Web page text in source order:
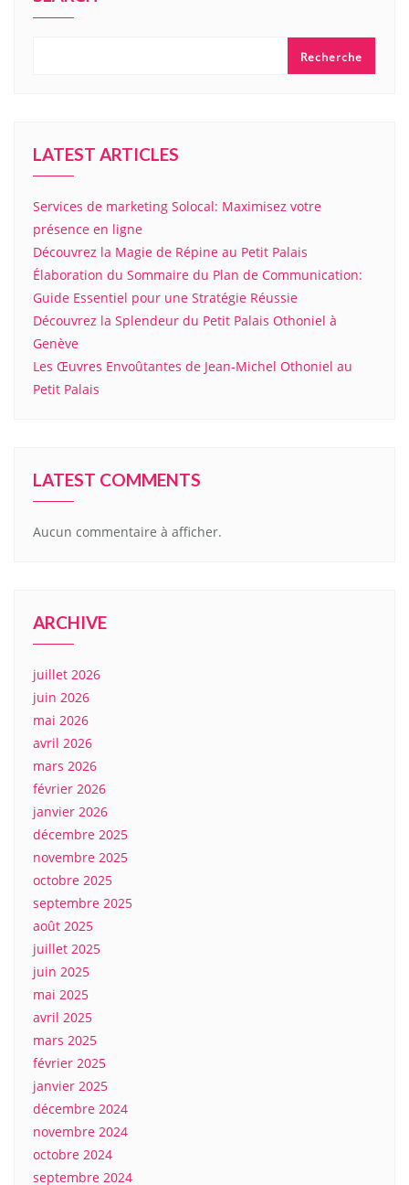
Recherche
LATEST ARTICLES
Services de marketing Solocal: Maximisez votre
présence en ligne
Découvrez la Magie de Répine au Petit Palais
Élaboration du Sommaire du Plan de Communication:
Guide Essentiel pour une Stratégie Réussie
Découvrez la Splendeur du Petit Palais Othoniel à
Genève
Les Œuvres Envoûtantes de Jean-Michel Othoniel au
Petit Palais
LATEST COMMENTS
Aucun commentaire à afficher.
ARCHIVE
juillet 2026
juin 2026
mai 2026
avril 2026
mars 2026
février 2026
janvier 2026
décembre 2025
novembre 2025
octobre 2025
septembre 2025
août 2025
juillet 2025
juin 2025
mai 2025
avril 2025
mars 2025
février 2025
janvier 2025
décembre 2024
novembre 2024
octobre 2024
septembre 2024